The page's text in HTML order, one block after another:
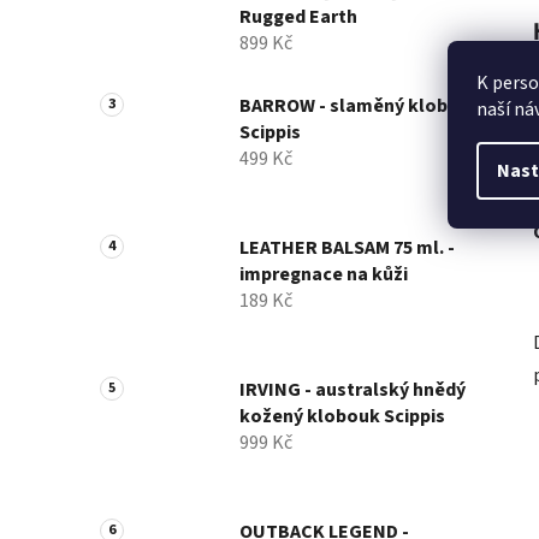
K
naší
Rugged Earth
899 Kč
BARROW - slaměný klobouk
Scippis
499 Kč
LEATHER BALSAM 75 ml. -
impregnace na kůži
189 Kč
IRVING - australský hnědý
kožený klobouk Scippis
999 Kč
OUTBACK LEGEND -